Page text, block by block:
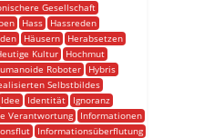
Gesellschaft
Hass
Hassreden
Häusern
Herabsetzen
Kultur
Hochmut
Roboter
Hybris
Selbstbildes
Idee Identität
Ignoranz
Verantwortung
Informationen
Informationsüberflutung